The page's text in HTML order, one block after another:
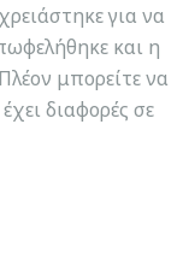
για να
και η
μπορείτε να
διαφορές σε